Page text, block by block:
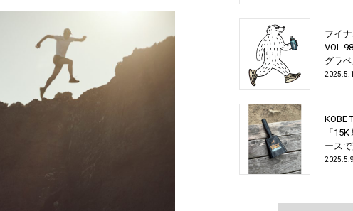
フイ
グラ
ちゃお
KOBE
「
ース
ちいい